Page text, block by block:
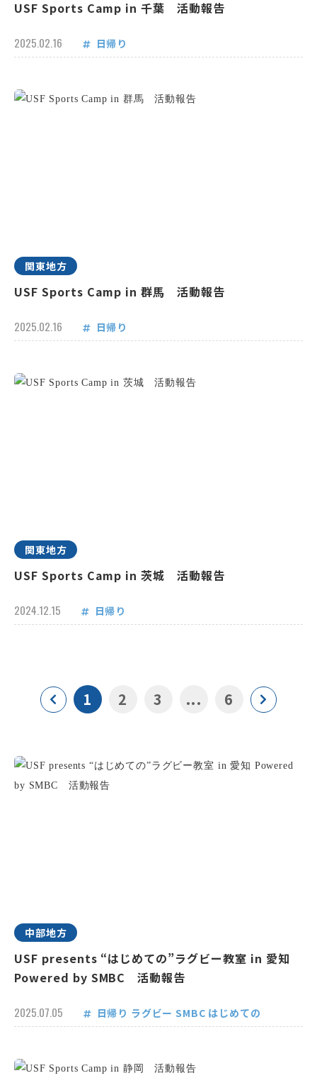
USF Sports Camp in 千葉 活動報告
2025.02.16 日帰り
関東地方
USF Sports Camp in 群馬 活動報告
2025.02.16 日帰り
関東地方
USF Sports Camp in 茨城 活動報告
2024.12.15 日帰り
1 2 3 ... 6
中部地方
USF presents “はじめての”ラグビー教室 in 愛知
Powered by SMBC 活動報告
2025.07.05 日帰り ラグビー SMBC はじめての